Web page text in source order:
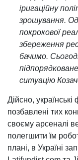
іригаційну
зрошування.
покрокової
збереження
бачимо.
ситуацію
Дійсно,
позбавлені тих
своєму арсеналі
полегшити їм
плані, в Україні